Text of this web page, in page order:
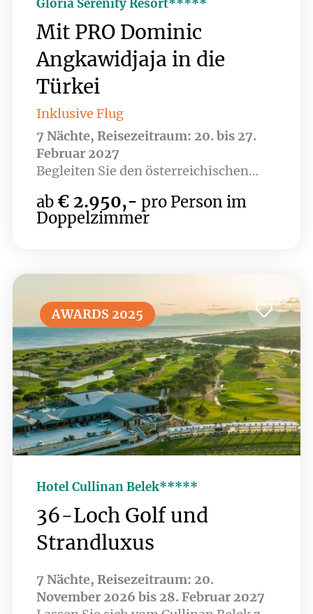
Gloria Serenity Resort*****
Mit PRO Dominic
Angkawidjaja in die
Türkei
Inklusive Flug
7 Nächte, Reisezeitraum: 20. bis 27.
Februar 2027
Begleiten Sie den österreichischen
Angkawidjaja nach Belek. Das Gloria
Serenity Resort in Belek ist der
hauseigenen 18-Loch Championship
Loch Anlage Gloria Verde sowie der
einzigen Trackman Driving Range in
der Türkei bleiben keine Golf-
Wünsche offen.
ab€ 2.950,- pro Person im
Doppelzimmer
AWARDS 2025
Hotel Cullinan Belek*****
36-Loch Golf und
Strandluxus
7 Nächte, Reisezeitraum: 20.
November 2026 bis 28. Februar 2027